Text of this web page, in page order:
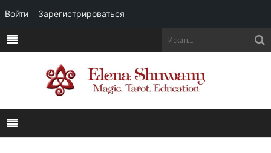
Войти Зарегистрироваться